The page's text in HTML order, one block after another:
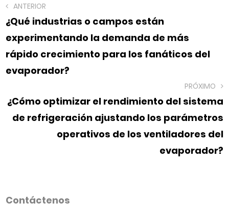
ANTERIOR
¿Qué industrias o campos están
experimentando la demanda de más
rápido crecimiento para los fanáticos del
evaporador?
PRÓXIMO
¿Cómo optimizar el rendimiento del sistema
de refrigeración ajustando los parámetros
operativos de los ventiladores del
evaporador?
Contáctenos